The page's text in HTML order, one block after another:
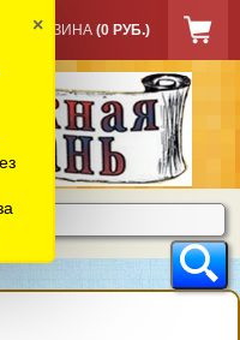
КОРЗИНА (0 РУБ.)
×